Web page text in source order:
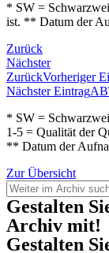
* SW =
ist. ** Datum der
Zurück
Nächster
ZurückVorheriger
Nächster Eintrag
* SW =
1-5 = Qualität der
** Datum der
Zur Übersicht
Gestalten
Archiv mit!
Gestalten